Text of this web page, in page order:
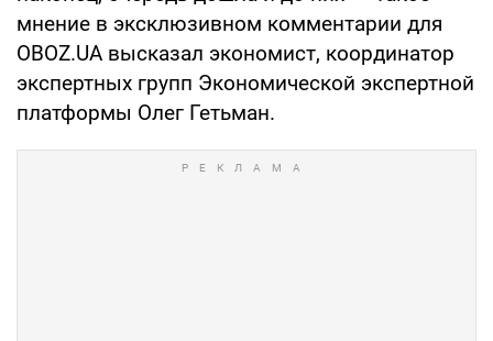
мнение в эксклюзивном комментарии для
OBOZ.UA высказал экономист, координатор
экспертных групп Экономической экспертной
платформы Олег Гетьман.